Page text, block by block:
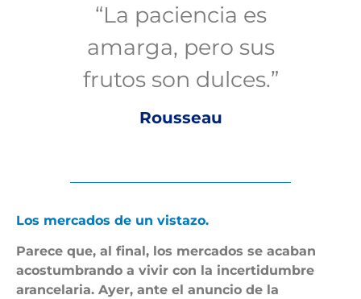
“La paciencia es
amarga, pero sus
frutos son dulces.”
Rousseau
Los mercados de un vistazo.
Parece que, al final, los mercados se acaban
acostumbrando a vivir con la incertidumbre
arancelaria. Ayer, ante el anuncio de la